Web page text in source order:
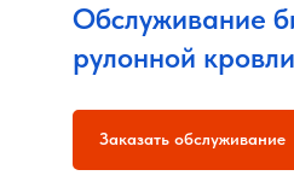
Обслуживание
рулонной кровли
Заказать обслуживание